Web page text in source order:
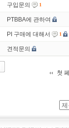
구입문의 1
PTBBA에 관하여
PI 구매에 대해서 1
견적문의
첫